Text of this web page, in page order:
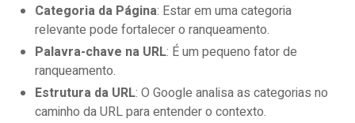
Categoria da Página: Estar em uma categoria
relevante pode fortalecer o ranqueamento.
Palavra-chave na URL: É um pequeno fator de
ranqueamento.
Estrutura da URL: O Google analisa as categorias no
caminho da URL para entender o contexto.